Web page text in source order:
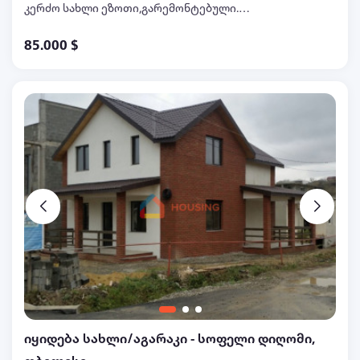
კერძო სახლი ეზოთი,გარემონტებული.
ტელ.555749974. ფასზე დალაპარაკება შეიძლება.
85.000 $
იყიდება სახლი/აგარაკი - სოფელი დიღომი,